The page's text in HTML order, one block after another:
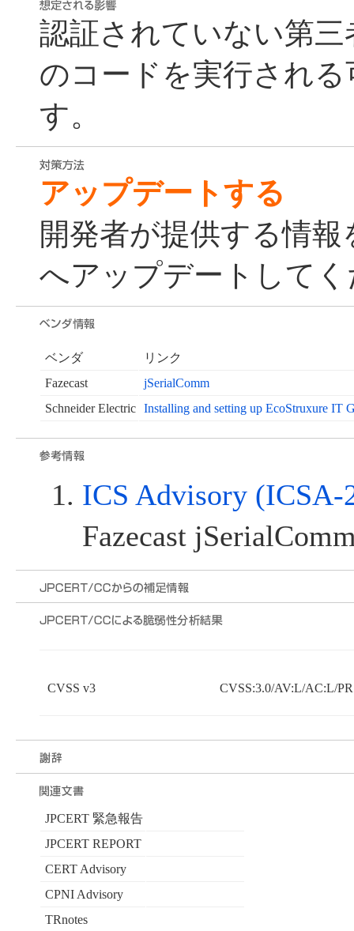
認証されていない第
のコードを実行され
す。
アップデートする
開発者が提供する情
へアップデートして
ベンダ
リンク
Fazecast
jSerialComm
Schneider Electric
Installing and setting up EcoStruxure IT
ICS Advisory (ICSA-
Fazecast
CVSS v3 CVSS:3.0/AV:L/AC:L/
JPCERT 緊急報告
JPCERT REPORT
CERT Advisory
CPNI Advisory
TRnotes